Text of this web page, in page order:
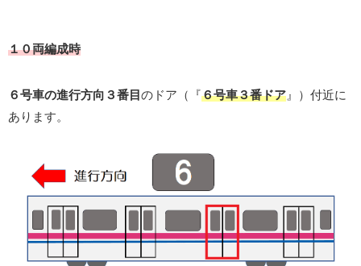
１０両編成時
６号車の進行方向３番目 のドア（『６号車３番ドア 』）付近に
あります。